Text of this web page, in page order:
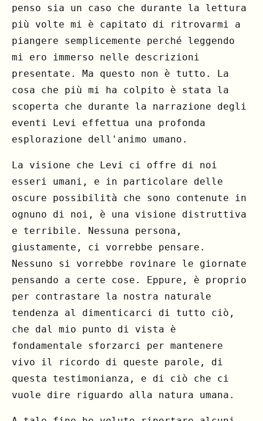
penso sia un caso che durante la lettura
più volte mi è capitato di ritrovarmi a
piangere semplicemente perché leggendo
mi ero immerso nelle descrizioni
presentate. Ma questo non è tutto. La
cosa che più mi ha colpito è stata la
scoperta che durante la narrazione degli
eventi Levi effettua una profonda
esplorazione dell'animo umano.
La visione che Levi ci offre di noi
esseri umani, e in particolare delle
oscure possibilità che sono contenute in
ognuno di noi, è una visione distruttiva
e terribile. Nessuna persona,
giustamente, ci vorrebbe pensare.
Nessuno si vorrebbe rovinare le giornate
pensando a certe cose. Eppure, è proprio
per contrastare la nostra naturale
tendenza al dimenticarci di tutto ciò,
che dal mio punto di vista è
fondamentale sforzarci per mantenere
vivo il ricordo di queste parole, di
questa testimonianza, e di ciò che ci
vuole dire riguardo alla natura umana.